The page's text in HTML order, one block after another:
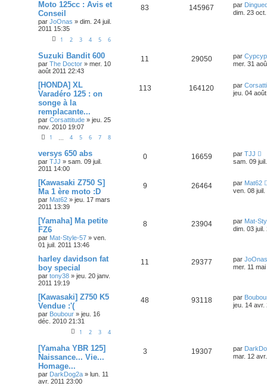
Moto 125cc : Avis et
Conseil
par JoOnas » dim. 24 juil.
2011 15:35
1 2 3 4 5 6
83 145967 par
dim. 23
Suzuki Bandit 600
par The Doctor » mer. 10
août 2011 22:43
11 29050 par
mer. 31
[HONDA] XL
Varadéro 125 : on
songe à la
remplacante...
par Corsattitude » jeu. 25
nov. 2010 19:07
1 4 5 6 7 8
113 164120 par
jeu. 04
versys 650 abs
par TJJ » sam. 09 juil.
2011 14:00
0 16659 par TJJ
sam. 09
[Kawasaki Z750 S]
Ma 1 ère moto :D
par Mat62 » jeu. 17 mars
2011 13:39
9 26464 par Mat62
ven. 08 juil.
[Yamaha] Ma petite
FZ6
par Mat-Style-57 » ven.
01 juil. 2011 13:46
8 23904 par Mat-
dim. 03 juil.
harley davidson fat
boy special
par tony38 » jeu. 20 janv.
2011 19:19
11 29377 par JoOnas
mer. 11
[Kawasaki] Z750 K5
Vendue :'(
par Boubour » jeu. 16
déc. 2010 21:31
1 2 3 4
48 93118 par
jeu. 14 avr.
[Yamaha YBR 125]
Naissance... Vie...
Homage...
par DarkDog2a » lun. 11
avr. 2011 23:00
3 19307 par
mar. 12